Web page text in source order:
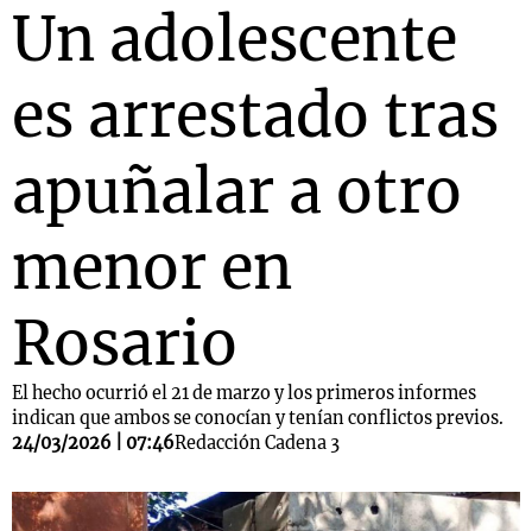
Un adolescente
es arrestado tras
apuñalar a otro
menor en
Rosario
El hecho ocurrió el 21 de marzo y los primeros informes
indican que ambos se conocían y tenían conflictos previos.
24/03/2026 | 07:46Redacción Cadena 3